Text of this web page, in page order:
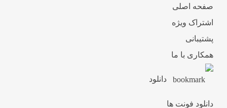
صفحه اصلی
اشتراک ویژه
پشتیبانی
همکاری با ما
دانلود
دانلود فونت ها